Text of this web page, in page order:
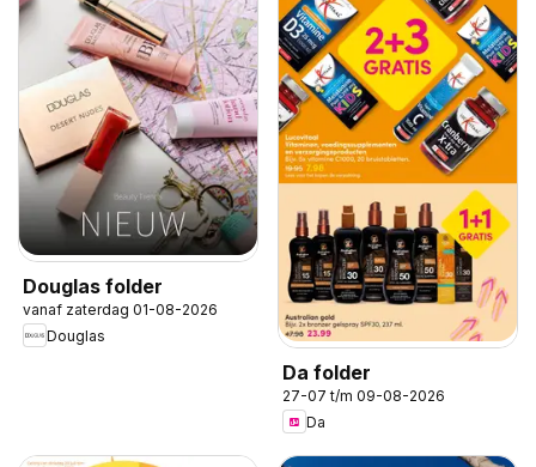
Douglas folder
vanaf zaterdag 01-08-2026
Douglas
Da folder
27-07 t/m 09-08-2026
Da